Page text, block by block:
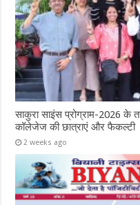
साकुरा साइंस प्रोग्राम-2026 के
कॉलेजेज की छात्राएं और फैकल्टी
2 weeks ago